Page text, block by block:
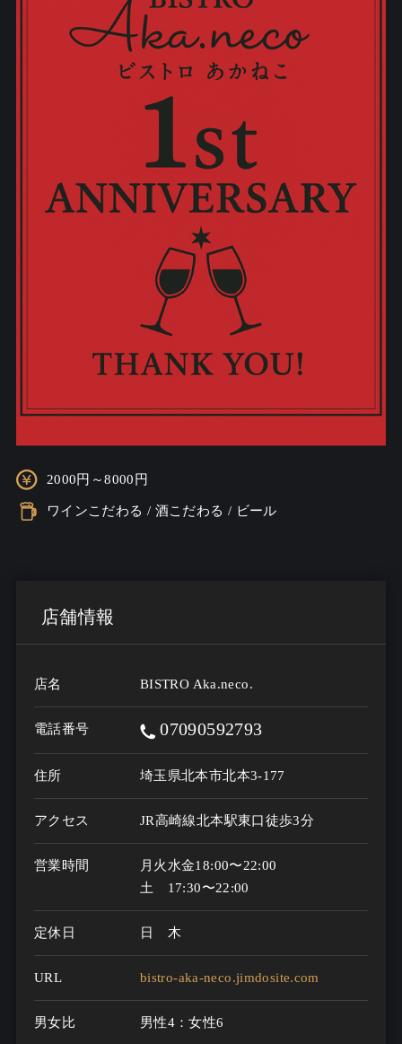
2000円～8000円
ワインこだわる / 酒こだわる / ビール
店舗情報
店名 BISTRO Aka.neco.
電話番号 07090592793
住所 埼玉県北本市北本3-177
アクセス JR高崎線北本駅東口徒歩3分
営業時間
月火水金18:00〜22:00
土　17:30〜22:00
定休日 日 木
URL bistro-aka-neco.jimdosite.com
男女比 男性4：女性6